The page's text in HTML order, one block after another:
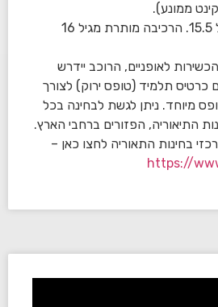
ממונע).
ניתן לגשת למבחן מגיל 15.5. הרכיבה מותרת מגיל 16
לאופניים, הרוכב יידרש
כרטיס תלמיד (טופס ירוק) לצורך
מיוחד. ניתן לגשת לבחינה בכל
בחינות התאוריה לחצו כאן –
https://